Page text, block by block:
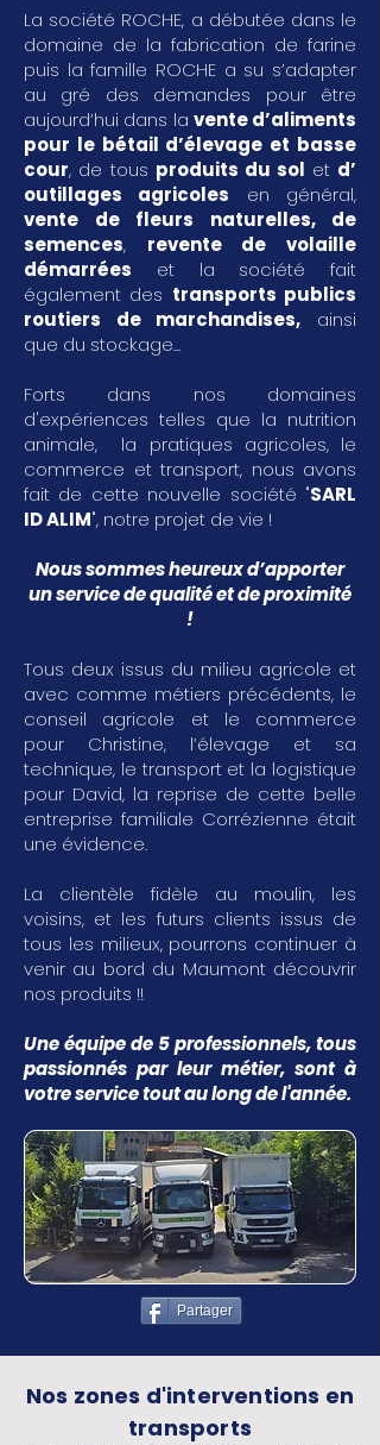
La société ROCHE, a débutée dans le
domaine de la fabrication de farine
puis la famille ROCHE a su s’adapter
au gré des demandes pour être
aujourd’hui dans la vente d’aliments
pour le bétail d’élevage et basse
cour, de tous produits du sol et d’
outillages agricoles en général,
vente de fleurs naturelles, de
semences, revente de volaille
démarrées et la société fait
également des transports publics
routiers de marchandises, ainsi
que du stockage...
Forts dans nos domaines
d'expériences telles que la nutrition
animale, la pratiques agricoles, le
commerce et transport, nous avons
fait de cette nouvelle société "SARL
ID ALIM", notre projet de vie !
Nous sommes heureux d’apporter
un service de qualité et de proximité
!
Tous deux issus du milieu agricole et
avec comme métiers précédents, le
conseil agricole et le commerce
pour Christine, l’élevage et sa
technique, le transport et la logistique
pour David, la reprise de cette belle
entreprise familiale Corrézienne était
une évidence.
La clientèle fidèle au moulin, les
voisins, et les futurs clients issus de
tous les milieux, pourrons continuer à
venir au bord du Maumont découvrir
nos produits !!
Une équipe de 5 professionnels, tous
passionnés par leur métier, sont à
votre service tout au long de l'année.
Partager
Nos zones d'interventions en
transports